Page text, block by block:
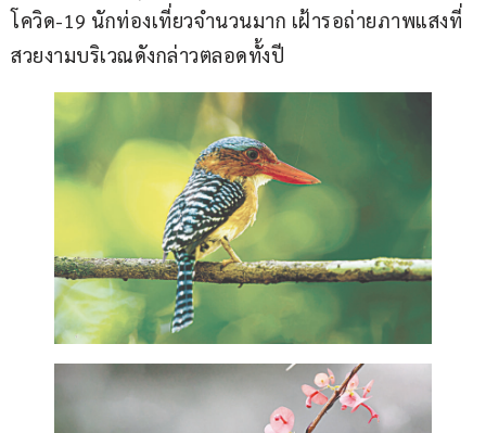
โควิด-19 นักท่องเที่ยวจำนวนมาก เฝ้ารอถ่ายภาพแสงที่
สวยงามบริเวณดังกล่าวตลอดทั้งปี